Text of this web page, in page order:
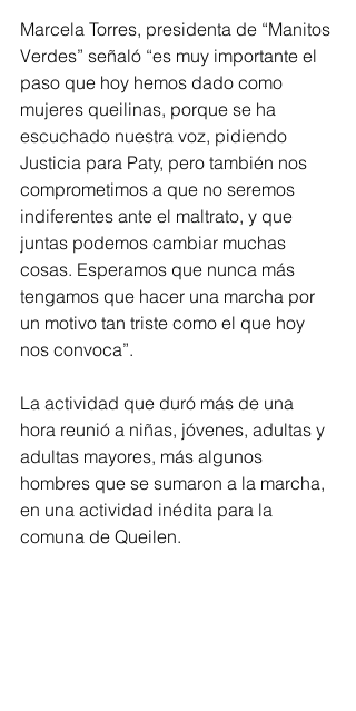
Marcela Torres, presidenta de “Manitos
Verdes” señaló “es muy importante el
paso que hoy hemos dado como
mujeres queilinas, porque se ha
escuchado nuestra voz, pidiendo
Justicia para Paty, pero también nos
comprometimos a que no seremos
indiferentes ante el maltrato, y que
juntas podemos cambiar muchas
cosas. Esperamos que nunca más
tengamos que hacer una marcha por
un motivo tan triste como el que hoy
nos convoca”.
La actividad que duró más de una
hora reunió a niñas, jóvenes, adultas y
adultas mayores, más algunos
hombres que se sumaron a la marcha,
en una actividad inédita para la
comuna de Queilen.